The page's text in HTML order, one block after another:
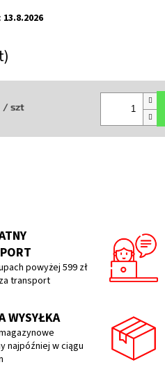
13.8.2026
/ szt
powyżej 599 zł
transport
WYSYŁKA
najpóźniej w ciągu